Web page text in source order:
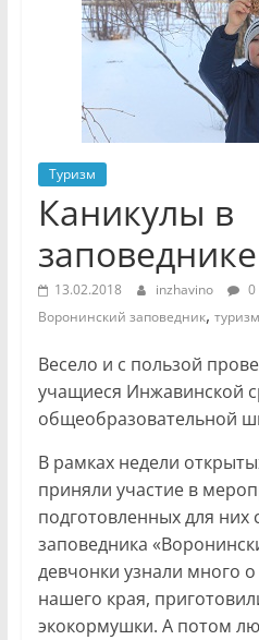
Туризм
Каникулы в
заповеднике
13.02.2018 inzhavino
0
Воронинский заповедник, туризм
Весело и с пользой
учащиеся Инжавинской
общеобразовательной
В рамках недели
приняли участие в
подготовленных для них
заповедника
девчонки узнали много
нашего края,
экокормушки. А потом